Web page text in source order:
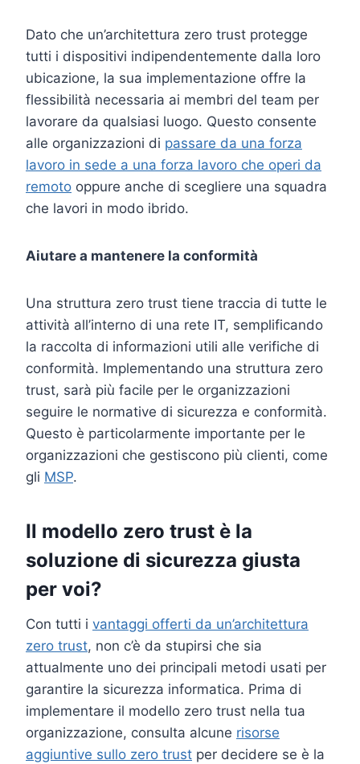
Dato che un’architettura zero trust protegge
tutti i dispositivi indipendentemente dalla loro
ubicazione, la sua implementazione offre la
flessibilità necessaria ai membri del team per
lavorare da qualsiasi luogo. Questo consente
alle organizzazioni di passare da una forza
lavoro in sede a una forza lavoro che operi da
remoto oppure anche di scegliere una squadra
che lavori in modo ibrido.
Aiutare a mantenere la conformità
Una struttura zero trust tiene traccia di tutte le
attività all’interno di una rete IT, semplificando
la raccolta di informazioni utili alle verifiche di
conformità. Implementando una struttura zero
trust, sarà più facile per le organizzazioni
seguire le normative di sicurezza e conformità.
Questo è particolarmente importante per le
organizzazioni che gestiscono più clienti, come
gli MSP.
Il modello zero trust è la
soluzione di sicurezza giusta
per voi?
Con tutti i vantaggi offerti da un’architettura
zero trust, non c’è da stupirsi che sia
attualmente uno dei principali metodi usati per
garantire la sicurezza informatica. Prima di
implementare il modello zero trust nella tua
organizzazione, consulta alcune risorse
aggiuntive sullo zero trust per decidere se è la